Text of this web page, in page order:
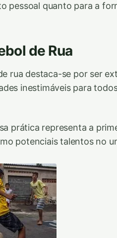
pessoal quanto para a
de Rua
rua destaca-se por ser
inestimáveis para
prática representa a
potenciais talentos no